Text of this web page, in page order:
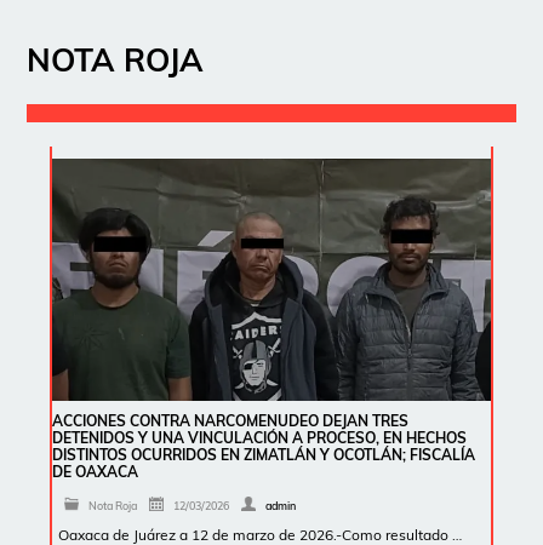
NOTA ROJA
ACCIONES CONTRA NARCOMENUDEO DEJAN TRES
DETENIDOS Y UNA VINCULACIÓN A PROCESO, EN HECHOS
DISTINTOS OCURRIDOS EN ZIMATLÁN Y OCOTLÁN; FISCALÍA
DE OAXACA
Nota Roja 12/03/2026 admin
Oaxaca de Juárez a 12 de marzo de 2026.-Como resultado …